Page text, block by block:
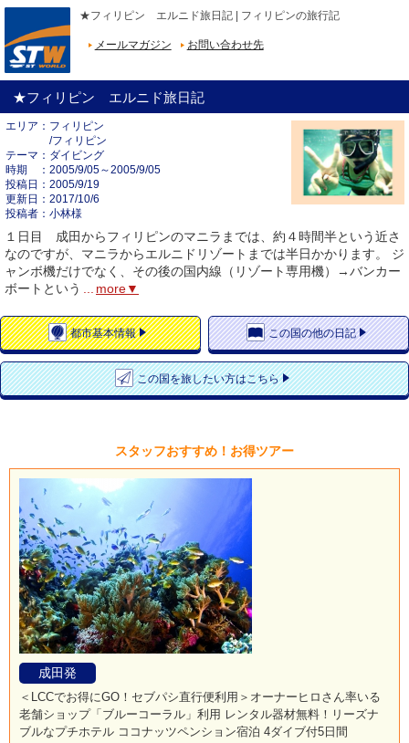
★フィリピン エルニド旅日記 | フィリピンの旅行記
メールマガジン お問い合わせ先
★フィリピン エルニド旅日記
エリア
フィリピン
/フィリピン
テーマ
ダイビング
時期
2005/9/05～2005/9/05
投稿日
2005/9/19
更新日
2017/10/6
投稿者
小林様
１日目 成田からフィリピンのマニラまでは、約４時間半という近さ
なのですが、マニラからエルニドリゾートまでは半日かかります。 ジ
ャンボ機だけでなく、その後の国内線（リゾート専用機）→バンカー
ボートという
more▼
都市基本情報 この国の他の日記
この国を旅したい方はこちら
スタッフおすすめ！お得ツアー
成田発
＜LCCでお得にGO！セブパシ直行便利用＞オーナーヒロさん率いる
老舗ショップ「ブルーコーラル」利用 レンタル器材無料！リーズナ
ブルなプチホテル ココナッツペンション宿泊 4ダイブ付5日間